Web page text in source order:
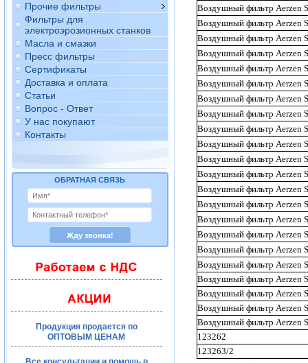
Прочие фильтры
Фильтры для
электроэрозионных станков
Масла и смазки
Пресс фильтры
Сертификаты
Доставка и оплата
Статьи
Вопрос - Ответ
У нас покупают
Контакты
ОБРАТНАЯ СВЯЗЬ
Продукция продается по
ОПТОВЫМ ЦЕНАМ
Воздушный фильтр Aerzen
Воздушный фильтр Aerzen
Воздушный фильтр Aerzen
Воздушный фильтр Aerzen
Воздушный фильтр Aerzen
Воздушный фильтр Aerzen
Воздушный фильтр Aerzen
Воздушный фильтр Aerzen
Воздушный фильтр Aerzen
Воздушный фильтр Aerzen
Воздушный фильтр Aerzen
Воздушный фильтр Aerzen
Воздушный фильтр Aerzen
Воздушный фильтр Aerzen
Воздушный фильтр Aerzen
Воздушный фильтр Aerzen
Воздушный фильтр Aerzen
Воздушный фильтр Aerzen
Воздушный фильтр Aerzen
Воздушный фильтр Aerzen
Воздушный фильтр
Воздушный фильтр
123262
123263/2